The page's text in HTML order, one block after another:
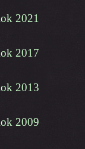
2021
2017
2013
2009